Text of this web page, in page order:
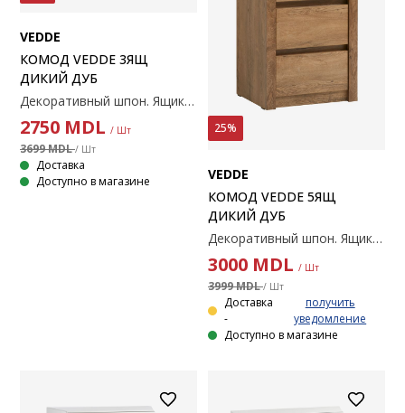
VEDDE
КОМОД VEDDE 3ЯЩ
ДИКИЙ ДУБ
Декоративный шпон. Ящики с направляющими полного выдвижения. 90х43х80 см.
2750 MDL / Шт
3699 MDL/ Шт
Доставка
Доступно в магазине
25%
VEDDE
КОМОД VEDDE 5ЯЩ
ДИКИЙ ДУБ
Декоративный шпон. Ящики с направляющими полного выдвижения. 50х43х126 см
3000 MDL / Шт
3999 MDL/ Шт
Доставка
-
получить
уведомление
Доступно в магазине